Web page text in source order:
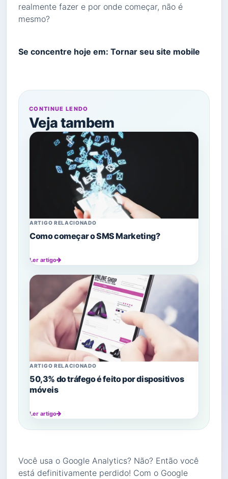
realmente fazer e por onde começar, não é
mesmo?
Se concentre hoje em: Tornar seu site mobile
CONTINUE LENDO
Veja tambem
ARTIGO RELACIONADO
Como começar o SMS Marketing?
Ler artigo
ARTIGO RELACIONADO
50,3% do tráfego é feito por dispositivos
móveis
Ler artigo
Você usa o Google Analytics? Não? Então você
está definitivamente perdido! Com o Google